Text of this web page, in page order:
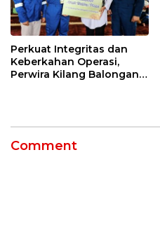
Perkuat Integritas dan
Keberkahan Operasi,
Perwira Kilang Balongan
Comment